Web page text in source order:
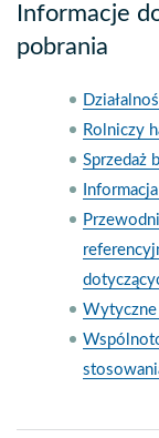
Informacje
pobrania
Rolniczy
Sprzedaż
Wytyczne